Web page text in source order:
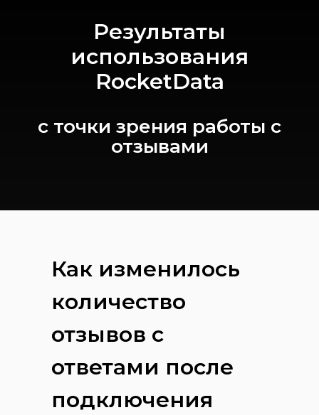
Результаты
использования
RocketData
с точки зрения работы с
отзывами
Как изменилось
количество
отзывов с
ответами после
подключения